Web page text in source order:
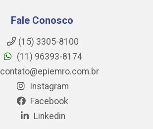
Fale Conosco
(15) 3305-8100
(11) 96393-8174
contato@epiemro.com.br
Instagram
Facebook
Linkedin